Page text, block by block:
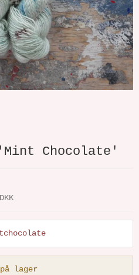
Chocolate'
på lager